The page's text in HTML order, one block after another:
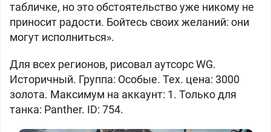
табличке, но это обстоятельство уже никому не
приносит радости. Бойтесь своих желаний: они
могут исполниться».
Для всех регионов, рисовал аутсорс WG.
Историчный. Группа: Особые. Тех. цена: 3000
золота. Максимум на аккаунт: 1. Только для
танка: Panther. ID: 754.